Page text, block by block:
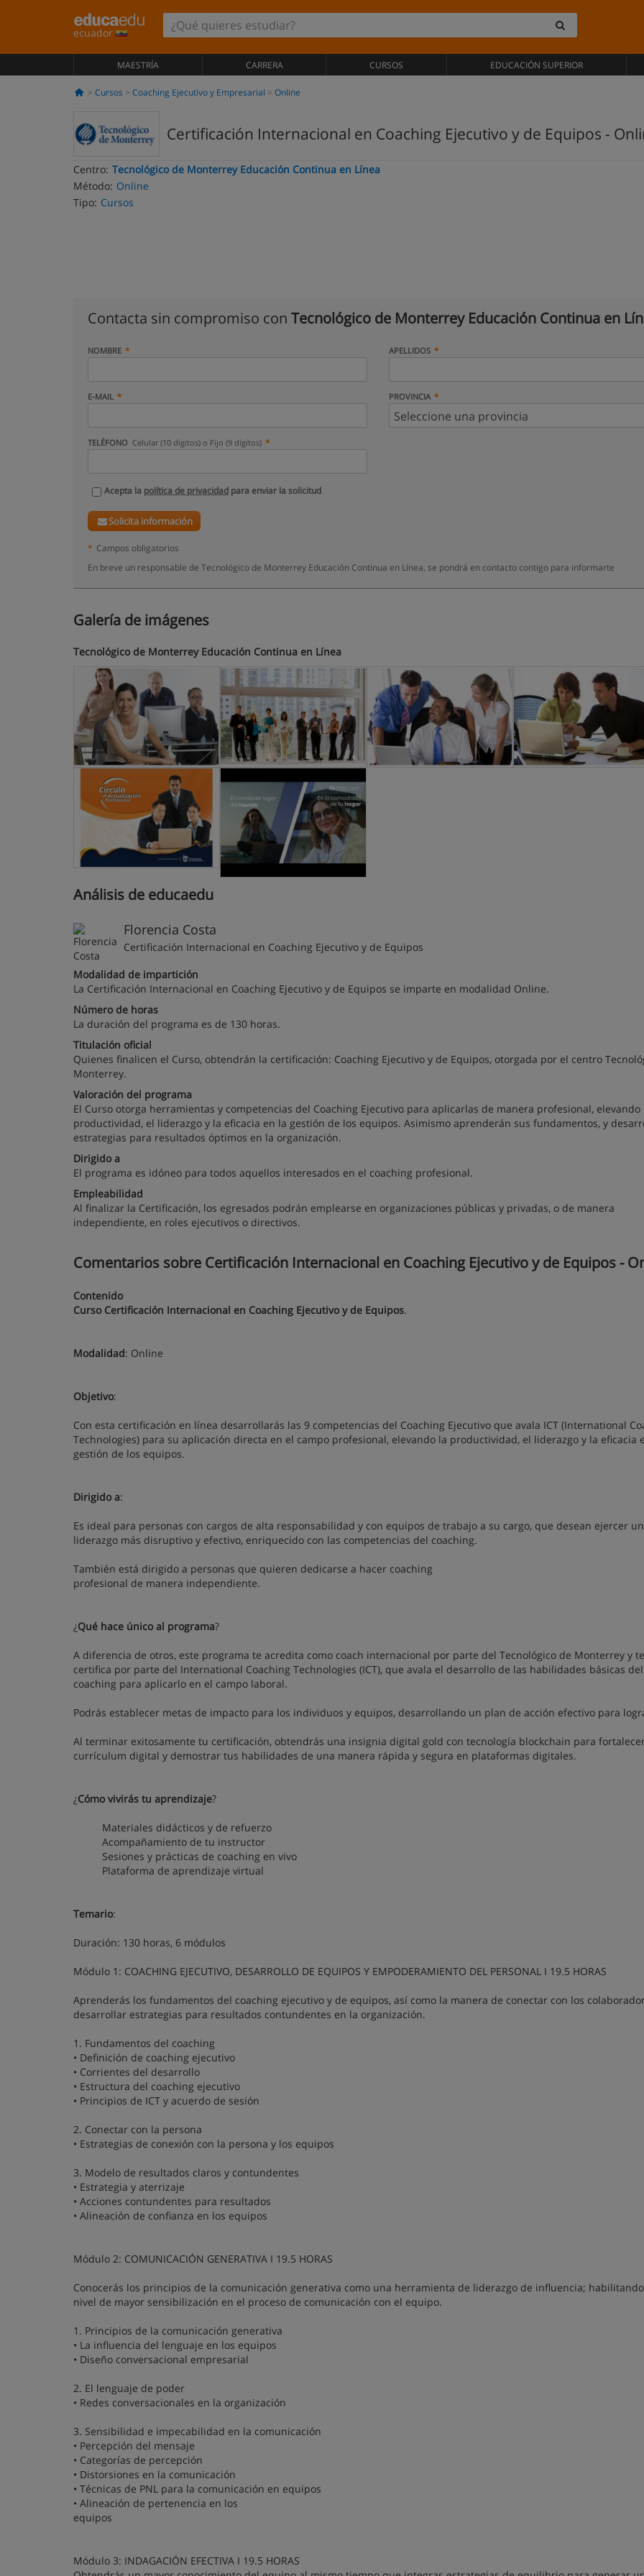
ecuador
MAESTRÍA CARRERA CURSOS EDUCACIÓN SUPERIOR
Cursos Coaching Ejecutivo y Empresarial Online
Certificación Internacional en Coaching Ejecutivo y de Equipos -
Centro: Tecnológico de Monterrey Educación Continua en Línea
Método: Online
Tipo: Cursos
Contacta sin compromiso con Tecnológico de Monterrey Educación Continua en
NOMBRE APELLIDOS
E-MAIL PROVINCIA
TELÉFONO Celular (10 dígitos) o Fijo (9 dígitos)
Acepta la política de privacidad para enviar la solicitud
Solicita información
* Campos obligatorios
En breve un responsable de Tecnológico de Monterrey Educación Continua en Línea, se pondrá en contacto contigo para informarte
Galería de imágenes
Tecnológico de Monterrey Educación Continua en Línea
Análisis de educaedu
Florencia Costa
Certificación Internacional en Coaching Ejecutivo y de Equipos
Modalidad de impartición
La Certificación Internacional en Coaching Ejecutivo y de Equipos se imparte en modalidad Online.
Número de horas
La duración del programa es de 130 horas.
Titulación oficial
Quienes finalicen el Curso, obtendrán la certificación: Coaching Ejecutivo y de Equipos, otorgada por el centro
Monterrey.
Valoración del programa
El Curso otorga herramientas y competencias del Coaching Ejecutivo para aplicarlas de manera profesional, elevando
productividad, el liderazgo y la eficacia en la gestión de los equipos. Asimismo aprenderán sus fundamentos, y
estrategias para resultados óptimos en la organización.
Dirigido a
El programa es idóneo para todos aquellos interesados en el coaching profesional.
Empleabilidad
Al finalizar la Certificación, los egresados podrán emplearse en organizaciones públicas y privadas, o de manera
independiente, en roles ejecutivos o directivos.
Comentarios sobre Certificación Internacional en Coaching Ejecutivo y de Equipos -
Contenido
Curso Certificación Internacional en Coaching Ejecutivo y de Equipos.
Modalidad: Online
Objetivo:
Con esta certificación en línea desarrollarás las 9 competencias del Coaching Ejecutivo que avala ICT (International
Technologies) para su aplicación directa en el campo profesional, elevando la productividad, el liderazgo y la eficacia
gestión de los equipos.
Dirigido a:
Es ideal para personas con cargos de alta responsabilidad y con equipos de trabajo a su cargo, que desean ejercer un
liderazgo más disruptivo y efectivo, enriquecido con las competencias del coaching.
También está dirigido a personas que quieren dedicarse a hacer coaching
profesional de manera independiente.
¿Qué hace único al programa?
A diferencia de otros, este programa te acredita como coach internacional por parte del Tecnológico de Monterrey y te
certifica por parte del International Coaching Technologies (ICT), que avala el desarrollo de las habilidades básicas del
coaching para aplicarlo en el campo laboral.
Podrás establecer metas de impacto para los individuos y equipos, desarrollando un plan de acción efectivo para
Al terminar exitosamente tu certificación, obtendrás una insignia digital gold con tecnología blockchain para
currículum digital y demostrar tus habilidades de una manera rápida y segura en plataformas digitales.
¿Cómo vivirás tu aprendizaje?
Materiales didácticos y de refuerzo
Acompañamiento de tu instructor
Sesiones y prácticas de coaching en vivo
Plataforma de aprendizaje virtual
Temario:
Duración: 130 horas, 6 módulos
Módulo 1: COACHING EJECUTIVO, DESARROLLO DE EQUIPOS Y EMPODERAMIENTO DEL PERSONAL I 19.5 HORAS
Aprenderás los fundamentos del coaching ejecutivo y de equipos, así como la manera de conectar con los
desarrollar estrategias para resultados contundentes en la organización.
1. Fundamentos del coaching
• Definición de coaching ejecutivo
• Corrientes del desarrollo
• Estructura del coaching ejecutivo
• Principios de ICT y acuerdo de sesión
2. Conectar con la persona
• Estrategias de conexión con la persona y los equipos
3. Modelo de resultados claros y contundentes
• Estrategia y aterrizaje
• Acciones contundentes para resultados
• Alineación de confianza en los equipos
Módulo 2: COMUNICACIÓN GENERATIVA I 19.5 HORAS
Conocerás los principios de la comunicación generativa como una herramienta de liderazgo de influencia;
nivel de mayor sensibilización en el proceso de comunicación con el equipo.
1. Principios de la comunicación generativa
• La influencia del lenguaje en los equipos
• Diseño conversacional empresarial
2. El lenguaje de poder
• Redes conversacionales en la organización
3. Sensibilidad e impecabilidad en la comunicación
• Percepción del mensaje
• Categorías de percepción
• Distorsiones en la comunicación
• Técnicas de PNL para la comunicación en equipos
• Alineación de pertenencia en los
equipos
Módulo 3: INDAGACIÓN EFECTIVA I 19.5 HORAS